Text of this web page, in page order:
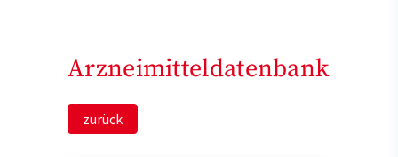
Arzneimitteldatenbank
zurück